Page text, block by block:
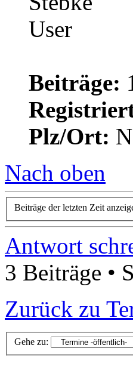
Beiträge:
Plz/Ort:
Nach oben
Beiträge der letzten Zeit
Antwort
3 Beiträge •
Zurück zu
Gehe zu: